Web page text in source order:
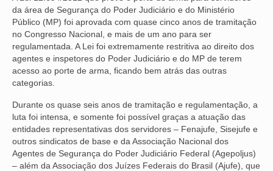
da área de Segurança do Poder Judiciário e do Ministério
Público (MP) foi aprovada com quase cinco anos de tramitação
no Congresso Nacional, e mais de um ano para ser
regulamentada. A Lei foi extremamente restritiva ao direito dos
agentes e inspetores do Poder Judiciário e do MP de terem
acesso ao porte de arma, ficando bem atrás das outras
categorias.
Durante os quase seis anos de tramitação e regulamentação, a
luta foi intensa, e somente foi possível graças a atuação das
entidades representativas dos servidores – Fenajufe, Sisejufe e
outros sindicatos de base e da Associação Nacional dos
Agentes de Segurança do Poder Judiciário Federal (Agepoljus)
– além da Associação dos Juízes Federais do Brasil (Ajufe), que